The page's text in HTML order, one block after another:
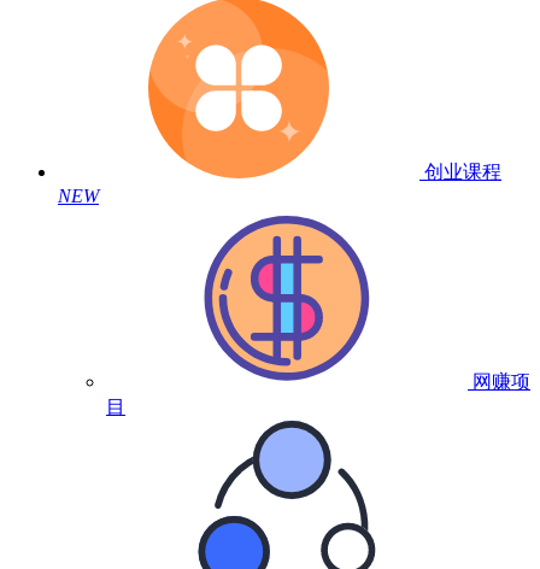
创业课程
NEW
网赚项
目